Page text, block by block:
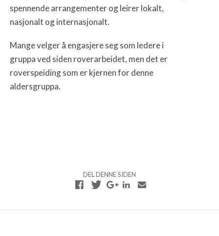
spennende arrangementer og leirer lokalt,
nasjonalt og internasjonalt.
Mange velger å engasjere seg som ledere i
gruppa ved siden roverarbeidet, men det er
roverspeiding som er kjernen for denne
aldersgruppa.
DEL DENNE SIDEN